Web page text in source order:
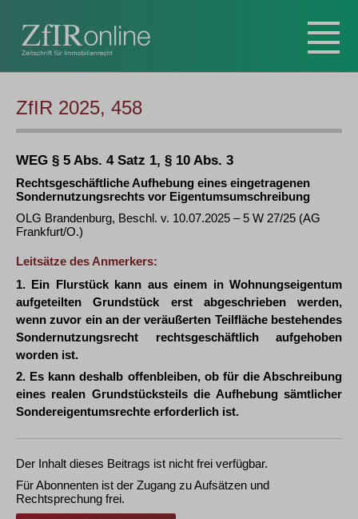
ZfIR 2025, 458
WEG § 5 Abs. 4 Satz 1, § 10 Abs. 3
Rechtsgeschäftliche Aufhebung eines eingetragenen
Sondernutzungsrechts vor Eigentumsumschreibung
OLG Brandenburg, Beschl. v. 10.07.2025 – 5 W 27/25 (AG
Frankfurt/O.)
Leitsätze des Anmerkers:
1. Ein Flurstück kann aus einem in Wohnungseigentum
aufgeteilten Grundstück erst abgeschrieben werden,
wenn zuvor ein an der veräußerten Teilfläche bestehendes
Sondernutzungsrecht rechtsgeschäftlich aufgehoben
worden ist.
2. Es kann deshalb offenbleiben, ob für die Abschreibung
eines realen Grundstücksteils die Aufhebung sämtlicher
Sondereigentumsrechte erforderlich ist.
Der Inhalt dieses Beitrags ist nicht frei verfügbar.
Für Abonnenten ist der Zugang zu Aufsätzen und
Rechtsprechung frei.